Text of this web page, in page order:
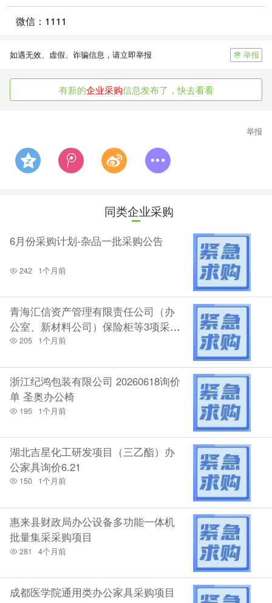
微信： 1111
如遇无效、虚假、诈骗信息，请立即举报 举报
有新的企业采购信息发布了，快去看看
举报
同类企业采购
6月份采购计划-杂品一批采购公告
242 1个月前
青海汇信资产管理有限责任公司（办
公室、新材料公司）保险柜等3项采购
通知
205 1个月前
浙江纪鸿包装有限公司 20260618询价
单 圣奥办公椅
195 1个月前
湖北吉星化工研发项目（三乙酯）办
公家具询价6.21
150 1个月前
惠来县财政局办公设备多功能一体机
批量集采采购项目
281 4个月前
成都医学院通用类办公家具采购项目